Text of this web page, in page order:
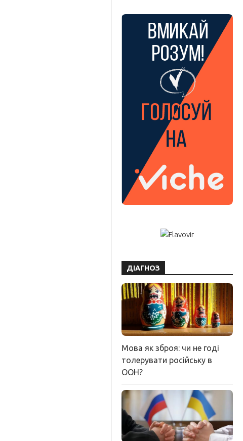
ДІАГНОЗ
Мова як зброя: чи не годі
толерувати російську в
ООН?